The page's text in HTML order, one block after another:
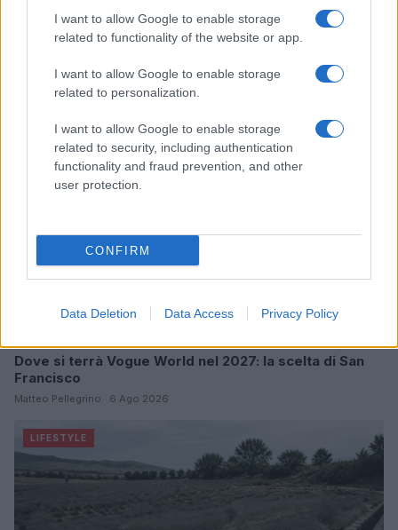
I want to allow Google to enable storage
related to functionality of the website or app.
I want to allow Google to enable storage
related to personalization.
I want to allow Google to enable storage
related to security, including authentication
functionality and fraud prevention, and other
user protection.
CONFIRM
Data Deletion Data Access Privacy Policy
Magna Pars Milano: un’esperienza olfattiva unica in un
Matteo Pellegrino · 7 Ago 2026
Dove si terrà Vogue World nel 2027: la scelta di San
Francisco
Matteo Pellegrino · 6 Ago 2026
LIFESTYLE